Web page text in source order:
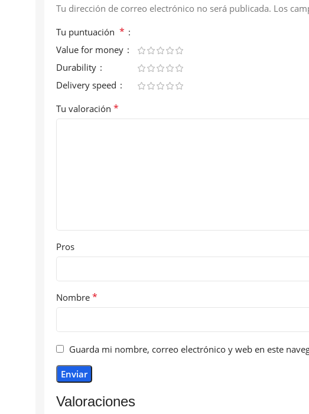
Valoraciones
Tu dirección de correo electrónico no será publicada. Los
Tu puntuación *
Value for money
Durability
Delivery speed
Tu valoración *
Pros
Nombre *
Guarda mi nombre, correo electrónico y web en este